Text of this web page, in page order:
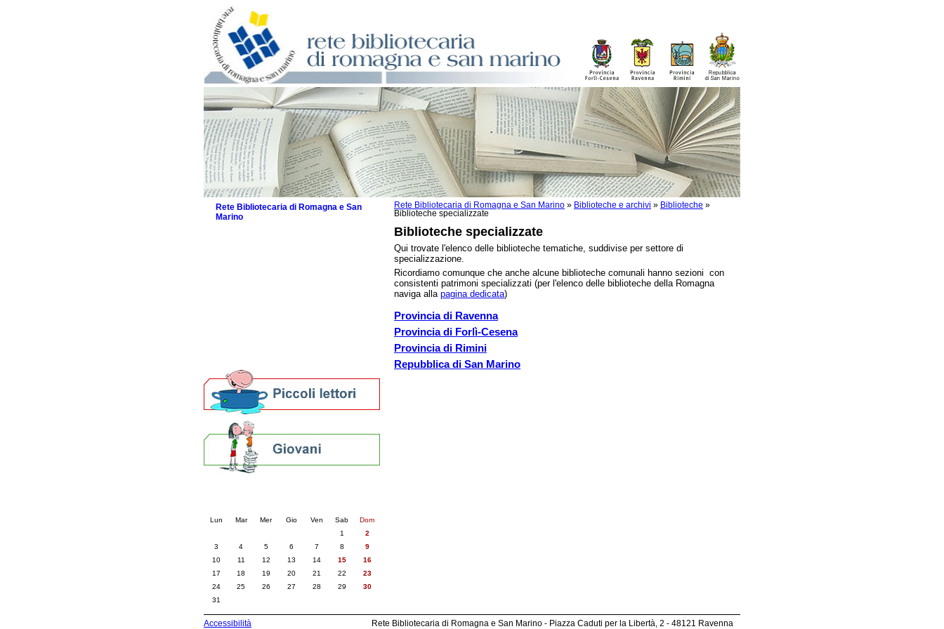
Rete Bibliotecaria di Romagna e San Marino » Biblioteche e archivi » Biblioteche »
Biblioteche specializzate
Biblioteche specializzate
Qui trovate l'elenco delle biblioteche tematiche, suddivise per settore di
specializzazione.
Ricordiamo comunque che anche alcune biblioteche comunali hanno sezioni con
consistenti patrimoni specializzati (per l'elenco delle biblioteche della Romagna
naviga alla pagina dedicata)
Provincia di Ravenna
Provincia di Forlì-Cesena
Provincia di Rimini
Repubblica di San Marino
Rete Bibliotecaria di Romagna e San
Marino
Lun Mar Mer Gio Ven Sab
Dom
1
2
3
4 5 6 7 8
9
10
11 12 13 14 15
16
17
18 19 20 21 22
23
24
25 26 27 28 29
30
31
Accessibilità
Rete Bibliotecaria di Romagna e San Marino - Piazza Caduti per la Libertà, 2 - 48121 Ravenna